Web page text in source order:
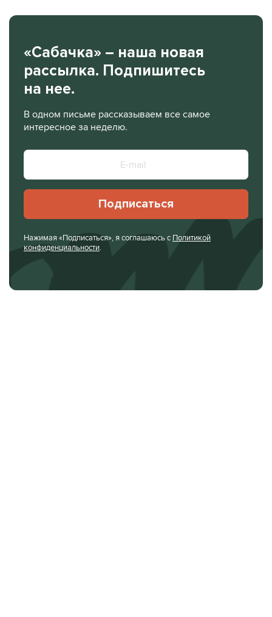
«Сабачка» – наша новая
рассылка. Подпишитесь
на нее.
В одном письме рассказываем все самое
интересное за неделю.
Подписаться
Нажимая «Подписаться», я соглашаюсь с Политикой
конфиденциальности.